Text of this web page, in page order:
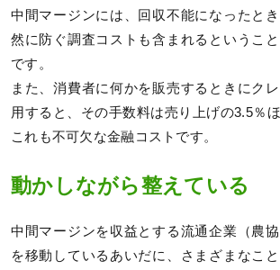
中間マージンには、回収不能になったと
然に防ぐ調査コストも含まれるというこ
です。
また、消費者に何かを販売するときにク
用すると、その手数料は売り上げの3.5％
これも不可欠な金融コストです。
動かしながら整えている
中間マージンを収益とする流通企業（農
を移動しているあいだに、さまざまなこと